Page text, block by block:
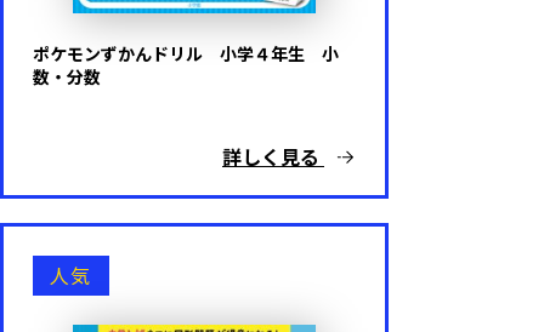
ポケモンずかんドリル 小学４年生 小
数・分数
詳しく見る
人気